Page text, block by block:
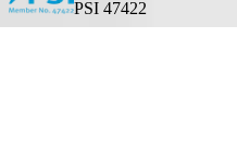
PSI 47422